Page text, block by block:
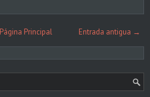
Entrada antigua →
Página Principal